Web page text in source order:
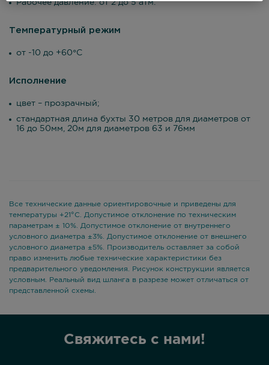
Рабочее давление: от 2 до 5 атм.
Температурный режим
от -10 до +60°С
Исполнение
цвет – прозрачный;
стандартная длина бухты 30 метров для диаметров от
16 до 50мм, 20м для диаметров 63 и 76мм
Все технические данные ориентировочные и приведены для
температуры +21°С. Допустимое отклонение по техническим
параметрам ± 10%. Допустимое отклонение от внутреннего
условного диаметра ±3%. Допустимое отклонение от внешнего
условного диаметра ±5%. Производитель оставляет за собой
право изменить любые технические характеристики без
предварительного уведомления. Рисунок конструкции является
условным. Реальный вид шланга в разрезе может отличаться от
представленной схемы.
Свяжитесь с нами!